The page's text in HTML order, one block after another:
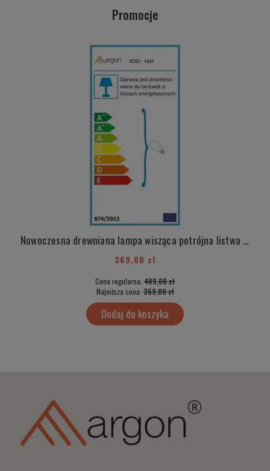
Promocje
Nowoczesna drewniana lampa wisząca potrójna listwa biały elementy chrom skandynawski kula sklejka PORTORYKO 1337
369,00 zł
Cena regularna: 489,00 zł
Najniższa cena:369,00 zł
Dodaj do koszyka